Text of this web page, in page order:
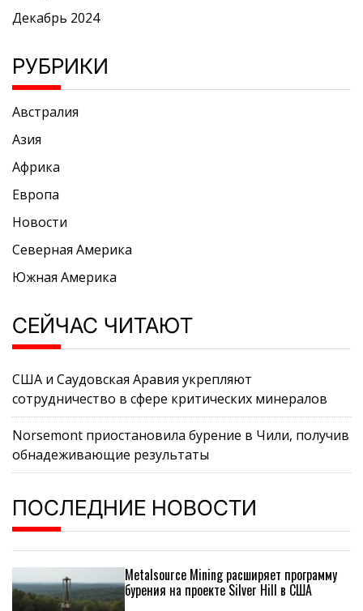
Декабрь 2024
РУБРИКИ
Австралия
Азия
Африка
Европа
Новости
Северная Америка
Южная Америка
СЕЙЧАС ЧИТАЮТ
США и Саудовская Аравия укрепляют
сотрудничество в сфере критических минералов
Norsemont приостановила бурение в Чили, получив
обнадеживающие результаты
ПОСЛЕДНИЕ НОВОСТИ
Metalsource Mining расширяет программу
бурения на проекте Silver Hill в США